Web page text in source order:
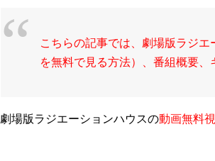
こちらの記事では、劇場版ラジ
を無料で見る方法）、番組概要、
劇場版ラジエーションハウスの動画無料